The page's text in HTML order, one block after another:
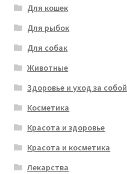
Для кошек
Для рыбок
Для собак
Животные
Здоровье и уход за собой
Косметика
Красота и здоровье
Красота и косметика
Лекарства